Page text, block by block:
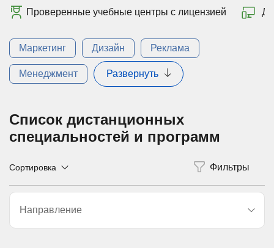
Проверенные учебные центры с лицензией
Маркетинг Дизайн Реклама
Менеджмент Развернуть
Список дистанционных
специальностей и программ
Направление
Сортировка